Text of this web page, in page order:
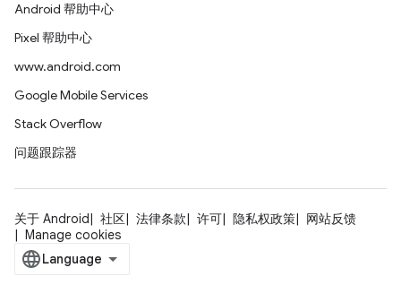
Android 帮助中心
Pixel 帮助中心
www.android.com
Google Mobile Services
Stack Overflow
问题跟踪器
关于 Android 社区 法律条款 许可 隐私权政策
网站反馈
Manage cookies